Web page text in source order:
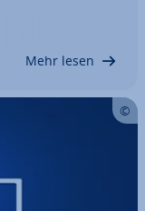
zeigen
Mehr lesen